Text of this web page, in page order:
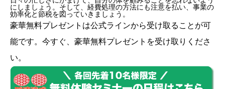
にしましょう。そして、経費処理の方法にも注意を払い、事業の
効率化と節税を図っていきましょう。
豪華無料プレゼントは公式ラインから受け取ることが可
能です。今すぐ、豪華無料プレゼントを受け取りくださ
い。